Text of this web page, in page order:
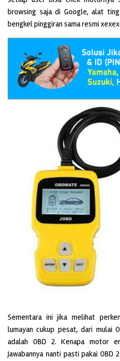
browsing saja di Google, alat
bengkel pinggiran sama resmi
Sementara ini jika melihat
lumayan cukup pesat, dari mulai
adalah OBD 2. Kenapa motor
Jawabannya nanti pasti pakai OBD